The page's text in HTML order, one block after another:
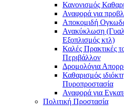
Κανονισμός
Αναφορά για
Αποκομιδή
Ανακύκλωση
Εξοπλισμός κτλ)
Καλές Πρακτικές
Περιβάλλον
Δρομολόγια
Καθαρισμός
Πυροπροστασία
Αναφορά για
Πολιτική Προστασία